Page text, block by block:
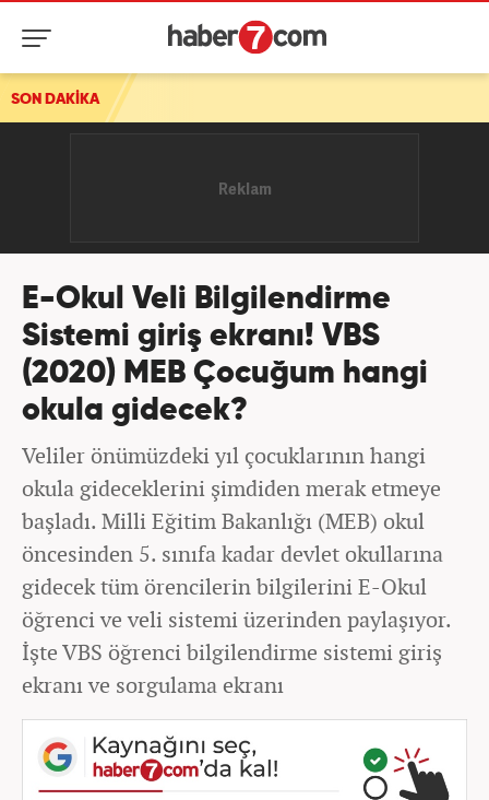
SON DAKİKAİstanbul'da denize giriş yasağı! Kaymakamlık duyurdu
E-Okul Veli Bilgilendirme
Sistemi giriş ekranı! VBS
(2020) MEB Çocuğum hangi
okula gidecek?
Veliler önümüzdeki yıl çocuklarının hangi
okula gideceklerini şimdiden merak etmeye
başladı. Milli Eğitim Bakanlığı (MEB) okul
öncesinden 5. sınıfa kadar devlet okullarına
gidecek tüm örencilerin bilgilerini E-Okul
öğrenci ve veli sistemi üzerinden paylaşıyor.
İşte VBS öğrenci bilgilendirme sistemi giriş
ekranı ve sorgulama ekranı